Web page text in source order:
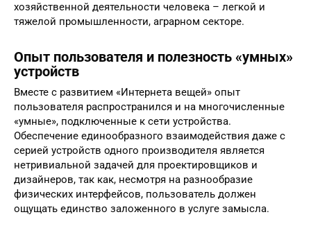
хозяйственной деятельности человека – легкой и
тяжелой промышленности, аграрном секторе.
Опыт пользователя и полезность «умных»
устройств
Вместе с развитием «Интернета вещей» опыт
пользователя распространился и на многочисленные
«умные», подключенные к сети устройства.
Обеспечение единообразного взаимодействия даже с
серией устройств одного производителя является
нетривиальной задачей для проектировщиков и
дизайнеров, так как, несмотря на разнообразие
физических интерфейсов, пользователь должен
ощущать единство заложенного в услуге замысла.